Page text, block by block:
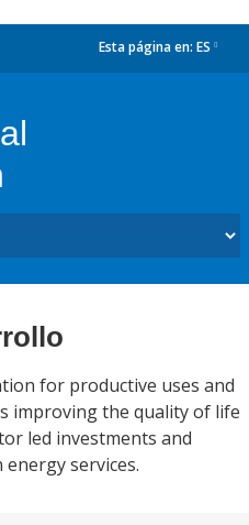
Esta página en: ES
for productive uses and
improving the quality of life
led investments and
services.